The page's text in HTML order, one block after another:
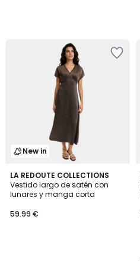
New in
LA REDOUTE COLLECTIONS
Vestido largo de satén con
lunares y manga corta
59.99 €